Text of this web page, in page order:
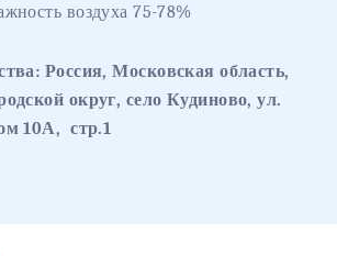
воздуха 75-78%
Россия, Московская область,
округ, село Кудиново, ул.
10А, стр.1